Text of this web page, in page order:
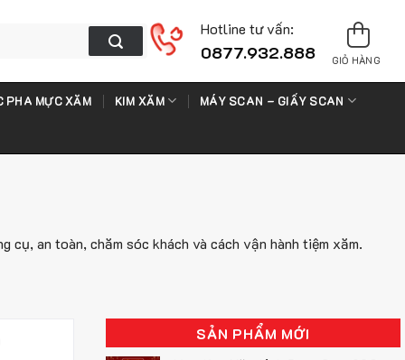
Hotline tư vấn:
0877.932.888 GIỎ HÀNG
PHA MỰC XĂM KIM XĂM MÁY SCAN – GIẤY SCAN
cụ, an toàn, chăm sóc khách và cách vận hành tiệm xăm.
SẢN PHẨM MỚI